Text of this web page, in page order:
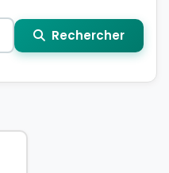
Rechercher